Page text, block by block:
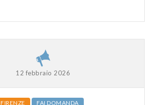
12 febbraio 2026
FIRENZE
FAI DOMANDA